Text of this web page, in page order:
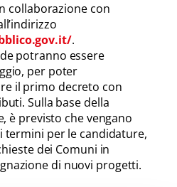
collaborazione con
.
potranno essere
per poter
il primo decreto con
Sulla base della
è previsto che vengano
per le candidature,
dei Comuni in
di nuovi progetti.